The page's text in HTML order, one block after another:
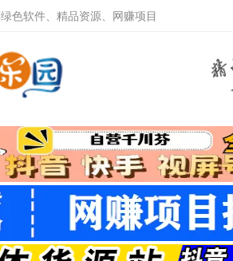
色软件、精品资源、网赚项目